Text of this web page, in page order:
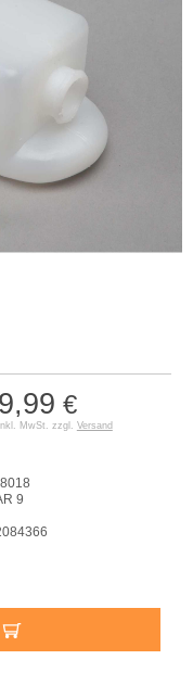
9,99 €
MwSt. zzgl. Versand
9